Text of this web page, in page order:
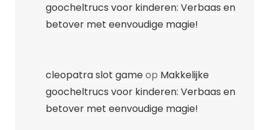
goocheltrucs voor kinderen: Verbaas en
betover met eenvoudige magie!
cleopatra slot gameop Makkelijke
goocheltrucs voor kinderen: Verbaas en
betover met eenvoudige magie!